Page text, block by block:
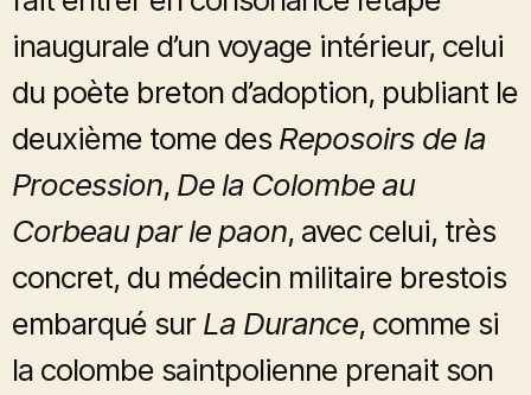
inaugurale d’un voyage intérieur, celui
du poète breton d’adoption, publiant le
deuxième tome des Reposoirs de la
Procession, De la Colombe au
Corbeau par le paon, avec celui, très
concret, du médecin militaire brestois
embarqué surLa Durance, comme si
la colombe saintpolienne prenait son